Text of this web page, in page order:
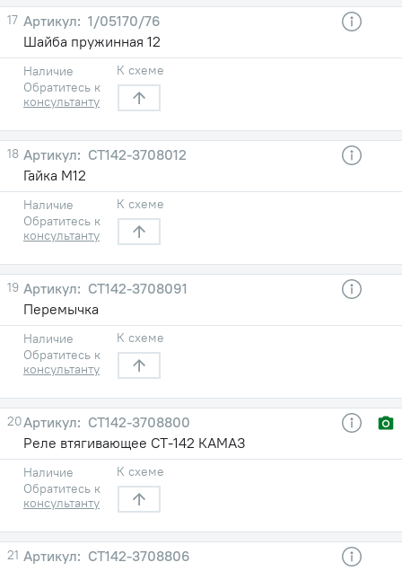
17
1/05170/76
Шайба пружинная 12
Наличие
Обратитесь к
консультанту
К схеме
18
СТ142-3708012
Гайка М12
Наличие
Обратитесь к
консультанту
К схеме
19
СТ142-3708091
Перемычка
Наличие
Обратитесь к
консультанту
К схеме
20
СТ142-3708800
Реле втягивающее СТ-142 КАМАЗ
Наличие
Обратитесь к
консультанту
К схеме
21
СТ142-3708806